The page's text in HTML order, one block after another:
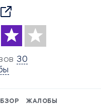
30
ЖАЛОБЫ